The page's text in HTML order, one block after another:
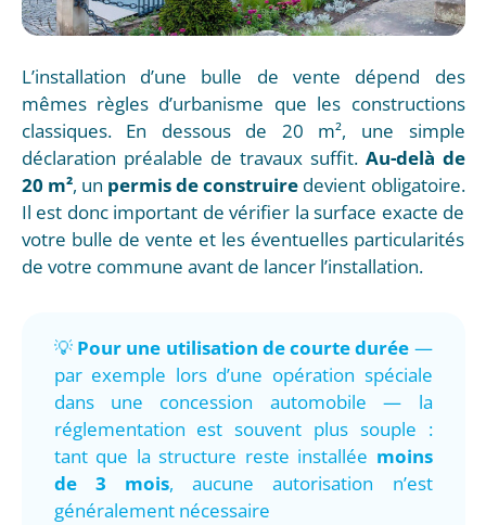
L’installation d’une bulle de vente dépend des
mêmes règles d’urbanisme que les constructions
classiques. En dessous de 20 m², une simple
déclaration préalable de travaux suffit. Au-delà de
20 m², un permis de construire devient obligatoire.
Il est donc important de vérifier la surface exacte de
votre bulle de vente et les éventuelles particularités
de votre commune avant de lancer l’installation.
💡 Pour une utilisation de courte durée —
par exemple lors d’une opération spéciale
dans une concession automobile — la
réglementation est souvent plus souple :
tant que la structure reste installée moins
de 3 mois, aucune autorisation n’est
généralement nécessaire